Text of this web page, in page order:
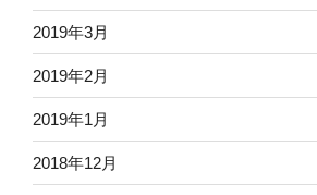
2019年3月
2019年2月
2019年1月
2018年12月